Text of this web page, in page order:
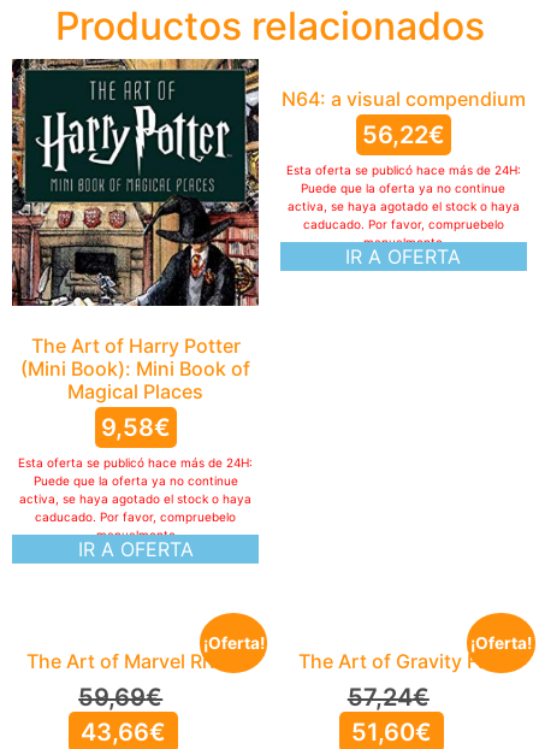
Productos relacionados
The Art of Harry Potter
(Mini Book): Mini Book of
Magical Places
9,58€
IR A OFERTA
Esta oferta se publicó hace más de 24H:
Puede que la oferta ya no continue
activa, se haya agotado el stock o haya
caducado. Por favor, compruebelo
manualmente
N64: a visual compendium
56,22€
IR A OFERTA
Esta oferta se publicó hace más de 24H:
Puede que la oferta ya no continue
activa, se haya agotado el stock o haya
caducado. Por favor, compruebelo
manualmente
¡Oferta!
The Art of Marvel Rivals
59,69€
43,66€
¡Oferta!
The Art of Gravity Falls
57,24€
51,60€